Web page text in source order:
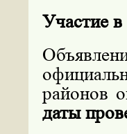
Участие в
районов
даты